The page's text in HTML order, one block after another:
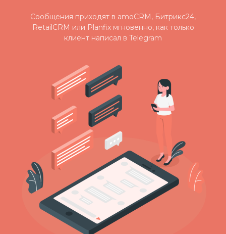
Сообщения приходят в amoCRM, Битрикс24,
RetailCRM или Planfix мгновенно, как только
клиент написал в Telegram